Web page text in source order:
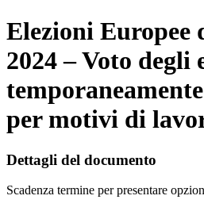
Elezioni Europee
2024 – Voto degli
per motivi di
Dettagli del documento
Scadenza termine per presentare